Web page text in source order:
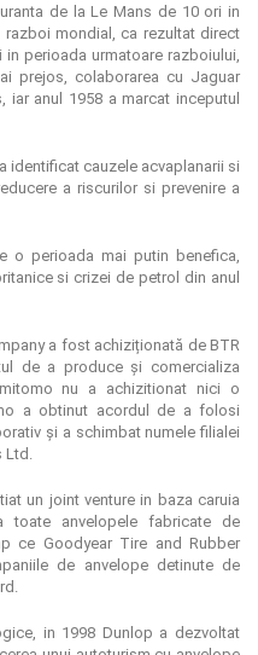
de la Le Mans de 10 ori in
mondial, ca rezultat direct
perioada urmatoare razboiului,
prejos, colaborarea cu Jaguar
anul 1958 a marcat inceputul
identificat cauzele acvaplanarii si
a riscurilor si prevenire a
o perioada mai putin benefica,
si crizei de petrol din anul
a fost achiziționată de BTR
de a produce și comercializa
nu a achizitionat nici o
a obtinut acordul de a folosi
și a schimbat numele filialei
Ltd.
un joint venture in baza caruia
toate anvelopele fabricate de
ce Goodyear Tire and Rubber
de anvelope detinute de
in 1998 Dunlop a dezvoltat